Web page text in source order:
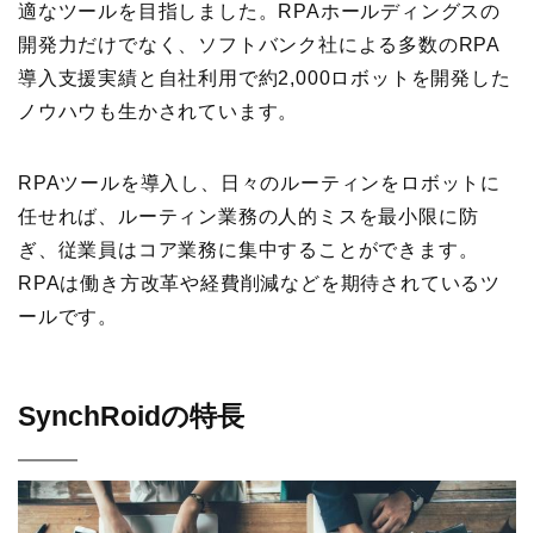
適なツールを目指しました。RPAホールディングスの
開発力だけでなく、ソフトバンク社による多数のRPA
導入支援実績と自社利用で約2,000ロボットを開発した
ノウハウも生かされています。
RPAツールを導入し、日々のルーティンをロボットに
任せれば、ルーティン業務の人的ミスを最小限に防
ぎ、従業員はコア業務に集中することができます。
RPAは働き方改革や経費削減などを期待されているツ
ールです。
SynchRoidの特長